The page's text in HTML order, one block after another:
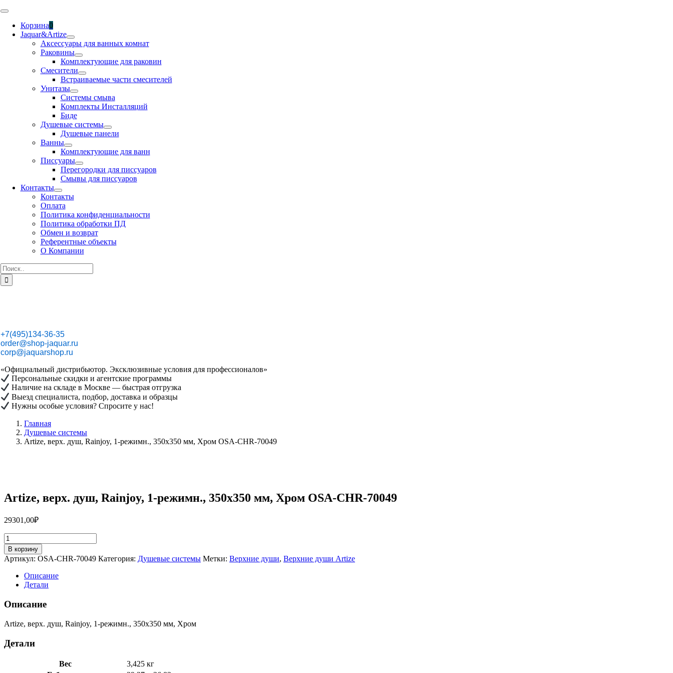
Skip
content
Toggle
NavigationКорзина0
Jaquar&Artize
Аксессуары для ванных комнат
Раковины
Комплектующие для раковин
Смесители
Встраиваемые части смесителей
Унитазы
Системы смыва
Комплекты Инсталляций
Биде
Душевые системы
Душевые панели
Ванны
Комплектующие для ванн
Писсуары
Перегородки для писсуаров
Смывы для писсуаров
Контакты
Контакты
Оплата
Политика конфиденциальности
Политика обработки ПД
Обмен и возврат
Референтные объекты
О Компании
Результат
поиска:
+7(495)134-36-35
order@shop-jaquar.ru
corp@jaquarshop.ru
«Официальный дистрибьютор. Эксклюзивные условия для профессионалов»
Персональные скидки и агентские программы
Наличие на складе в Москве — быстрая отгрузка
Выезд специалиста, подбор, доставка и образцы
Нужны особые условия? Спросите у нас!
Главная
Душевые системы
Artize, верх. душ, Rainjoy, 1-режимн., 350х350 мм, Хром OSA-CHR-70049
Artize, верх. душ, Rainjoy, 1-режимн., 350х350 мм, Хром OSA-CHR-70049
29301,00₽
Количество
товара
Artize,
верх.
душ,
Rainjoy,
режимн.,
350х350
Хром
CHR-
В корзину
Артикул: OSA-CHR-70049 Категория: Душевые системы Метки: Верхние души, Верхние души Artize
Описание
Детали
Описание
Artize, верх. душ, Rainjoy, 1-режимн., 350х350 мм, Хром
Детали
Вес
3,425 кг